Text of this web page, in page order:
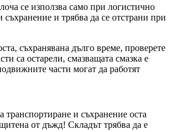
се използва само при логистично
съхранение и трябва да се отстрани при
съхранявана дълго време, проверете
са остарели, смазващата смазка е
части могат да работят
транспортиране и съхранение оста
от дъжд! Складът трябва да е